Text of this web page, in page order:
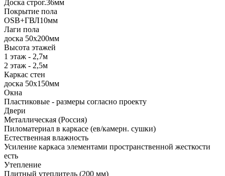
Доска строг.36мм
Покрытие пола
ОSB+ГВЛ10мм
Лаги пола
доска 50х200мм
Высота этажей
1 этаж - 2,7м
2 этаж - 2,5м
Каркас стен
доска 50х150мм
Окна
Пластиковые - размеры согласно проекту
Двери
Металлическая (Россия)
Пиломатериал в каркасе (ев/камерн. сушки)
Естественная влажность
Усиление каркаса элементами пространственной жесткости
есть
Утепление
Плитный утеплитель (200 мм)